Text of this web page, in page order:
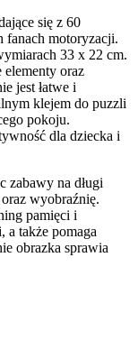
się z 60
fanach motoryzacji.
33 x 22 cm.
oraz
jest łatwe i
klejem do puzzli
pokoju.
dla dziecka i
zabawy na długi
wyobraźnię.
pamięci i
także pomaga
obrazka sprawia